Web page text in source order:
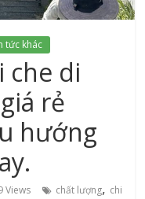
tức khác
che di
rẻ
hướng
Views chất lượng, chi